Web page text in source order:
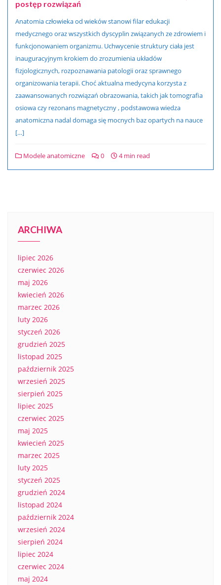
postęp rozwiązań
Anatomia człowieka od wieków stanowi filar edukacji
medycznego oraz wszystkich dyscyplin związanych ze zdrowiem i
funkcjonowaniem organizmu. Uchwycenie struktury ciała jest
inauguracyjnym krokiem do zrozumienia układów
fizjologicznych, rozpoznawania patologii oraz sprawnego
organizowania terapii. Choć aktualna medycyna korzysta z
zaawansowanych rozwiązań obrazowania, takich jak tomografia
osiowa czy rezonans magnetyczny , podstawowa wiedza
anatomiczna nadal domaga się mocnych baz opartych na nauce
[…]
Modele anatomiczne 0 4 min read
ARCHIWA
lipiec 2026
czerwiec 2026
maj 2026
kwiecień 2026
marzec 2026
luty 2026
styczeń 2026
grudzień 2025
listopad 2025
październik 2025
wrzesień 2025
sierpień 2025
lipiec 2025
czerwiec 2025
maj 2025
kwiecień 2025
marzec 2025
luty 2025
styczeń 2025
grudzień 2024
listopad 2024
październik 2024
wrzesień 2024
sierpień 2024
lipiec 2024
czerwiec 2024
maj 2024